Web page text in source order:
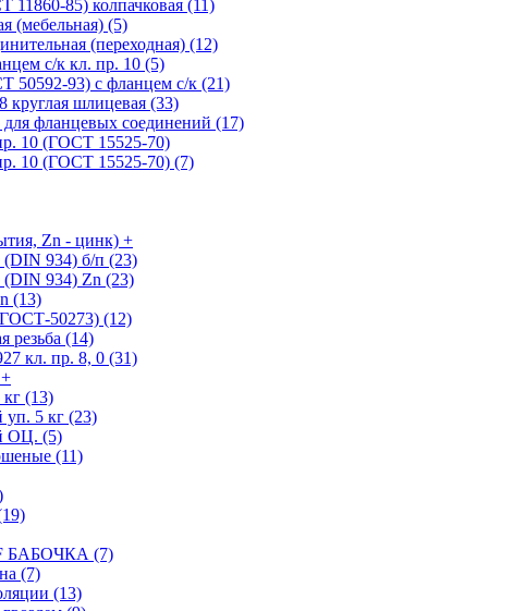
85) колпачковая (11)
(мебельная) (5)
(переходная) (12)
с/к кл. пр. 10 (5)
50592-93) с фланцем с/к (21)
круглая шлицевая (33)
фланцевых соединений (17)
10 (ГОСТ 15525-70)
10 (ГОСТ 15525-70) (7)
Zn - цинк) +
934) б/п (23)
934) Zn (23)
(13)
50273) (12)
резьба (14)
кл. пр. 8, 0 (31)
+
кг (13)
уп. 5 кг (23)
ОЦ. (5)
(11)
БАБОЧКА (7)
(7)
(13)